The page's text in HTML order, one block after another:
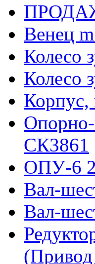
Венец
Колесо
Колесо
СК3861
ОПУ-6
Вал-
Вал-